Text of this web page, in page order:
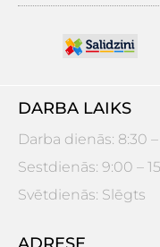
DARBA LAIKS
Darba dienās: 8:30 –
Sestdienās: 9:00 –
Svētdienās: Slēgts
ADRESE